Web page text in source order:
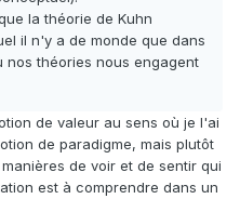
la théorie de Kuhn
il n'y a de monde que dans
nos théories nous engagent
de valeur au sens où je l'ai
de paradigme, mais plutôt
de voir et de sentir qui
est à comprendre dans un